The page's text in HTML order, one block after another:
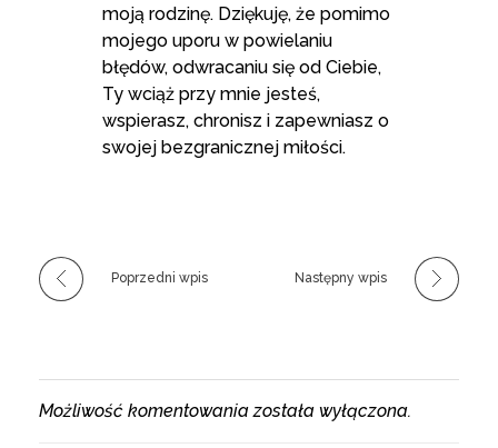
moją rodzinę. Dziękuję, że pomimo
mojego uporu w powielaniu
błędów, odwracaniu się od Ciebie,
Ty wciąż przy mnie jesteś,
wspierasz, chronisz i zapewniasz o
swojej bezgranicznej miłości.
Poprzedni wpis Następny wpis
Możliwość komentowania została wyłączona.